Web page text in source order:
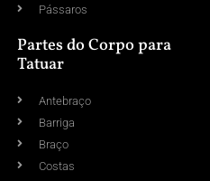
Pássaros
Partes do Corpo para
Tatuar
Antebraço
Barriga
Braço
Costas